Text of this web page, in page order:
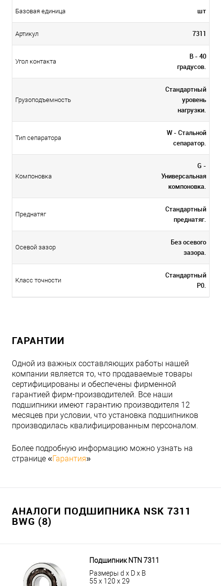
Базовая единица шт
Артикул 7311
Угол контакта
B - 40
градусов.
Грузоподъемность
Стандартный
уровень
нагрузки.
Тип сепаратора
W - Стальной
сепаратор.
Компоновка
G -
Универсальная
компоновка.
Преднатяг
Стандартный
преднатяг.
Осевой зазор
Без осевого
зазора.
Класс точности
Стандартный
P0.
ГАРАНТИИ
Одной из важных составляющих работы нашей
компании является то, что продаваемые товары
сертифицированы и обеспечены фирменной
гарантией фирм-производителей. Все наши
подшипники имеют гарантию производителя 12
месяцев при условии, что установка подшипников
производилась квалифицированным персоналом.
Более подробную информацию можно узнать на
странице «Гарантия»
АНАЛОГИ ПОДШИПНИКА NSK 7311
BWG (8)
Подшипник NTN 7311
Размеры d x D x B
55 x 120 x 29